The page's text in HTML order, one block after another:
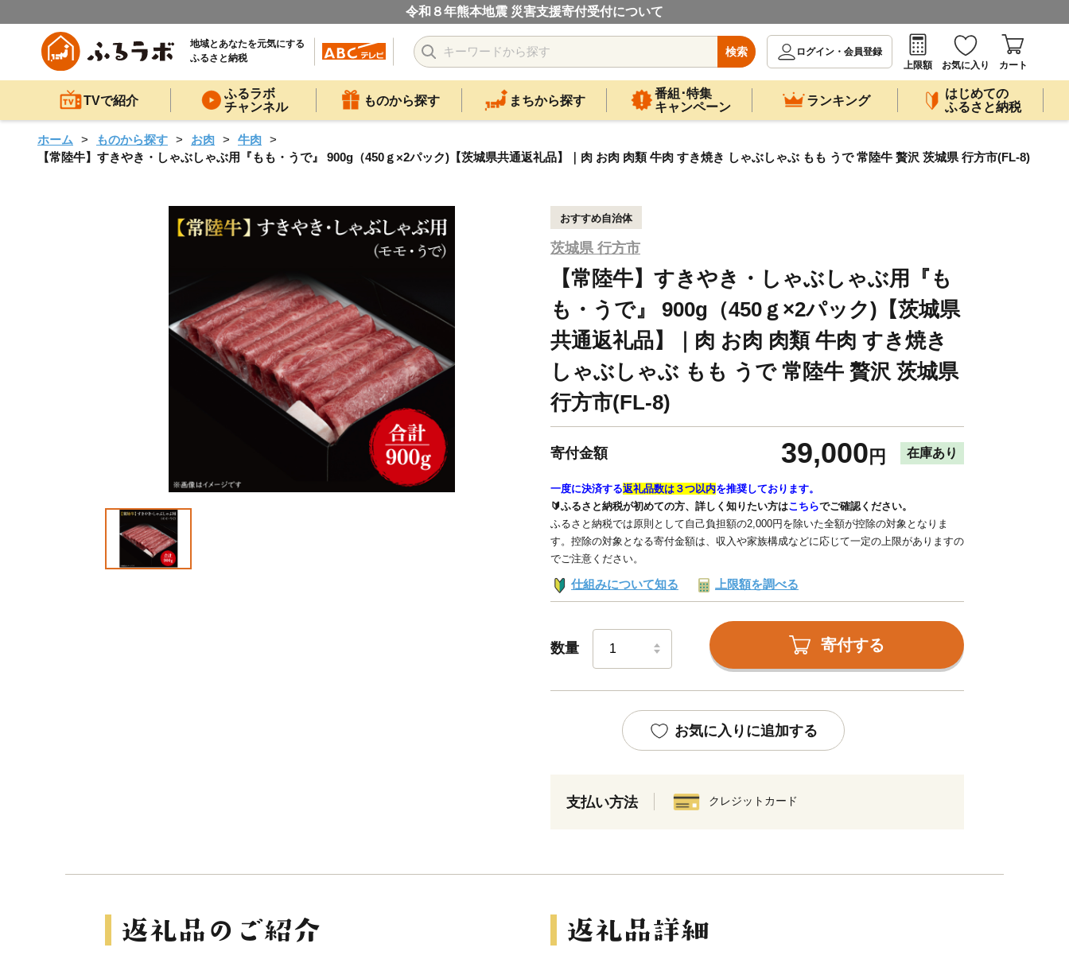
令和８年熊本地震 災害支援寄付受付について
地域とあなたを元気にする
ふるさと納税
検索
ログイン・会員登録
上限額
お気に入り カート
TVで紹介
ふるラボ
チャンネル
ものから探す まちから探す
番組･特集
キャンペーン
ランキング
はじめての
ふるさと納税
ホーム ものから探す お肉
牛肉
【常陸牛】すきやき・しゃぶしゃぶ用『もも・うで』 900g（450ｇ×2パック)【茨城県共通返礼品】｜肉 お肉 肉類 牛肉 すき焼き しゃぶしゃぶ もも うで 常陸牛 贅沢 茨城県 行方市(FL-8)
おすすめ自治体
茨城県 行方市
【常陸牛】すきやき・しゃぶしゃぶ用『も
も・うで』 900g（450ｇ×2パック)【茨城県
共通返礼品】｜肉 お肉 肉類 牛肉 すき焼き
しゃぶしゃぶ もも うで 常陸牛 贅沢 茨城県
行方市(FL-8)
寄付金額 39,000 円 在庫あり
一度に決済する返礼品数は３つ以内を推奨しております。
🔰ふるさと納税が初めての方、詳しく知りたい方はこちらでご確認ください。
ふるさと納税では原則として自己負担額の2,000円を除いた全額が控除の対象となりま
す。控除の対象となる寄付金額は、収入や家族構成などに応じて一定の上限がありますの
でご注意ください。
仕組みについて知る 上限額を調べる
数量 寄付する
お気に入りに追加する
支払い方法 クレジットカード